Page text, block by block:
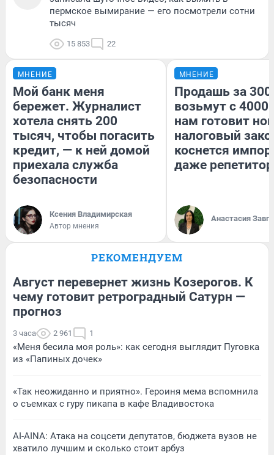
пермское вымирание — его посмотрели сотни
тысяч
15 853 22
МНЕНИЕ
Мой банк меня
бережет. Журналист
хотела снять 200
тысяч, чтобы погасить
кредит, — к ней домой
приехала служба
безопасности
Ксения Владимирская
Автор мнения
МНЕНИЕ
Продашь за
возьмут с
нам готовит
налоговый
коснется
даже
Анастасия
РЕКОМЕНДУЕМ
Август перевернет жизнь Козерогов. К
чему готовит ретроградный Сатурн —
прогноз
3 часа 2 961 1
«Меня бесила моя роль»: как сегодня выглядит Пуговка
из «Папиных дочек»
«Так неожиданно и приятно». Героиня мема вспомнила
о съемках с гуру пикапа в кафе Владивостока
AI-AINA: Атака на соцсети депутатов, бюджета вузов не
хватило лучшим и сколько стоит арбуз